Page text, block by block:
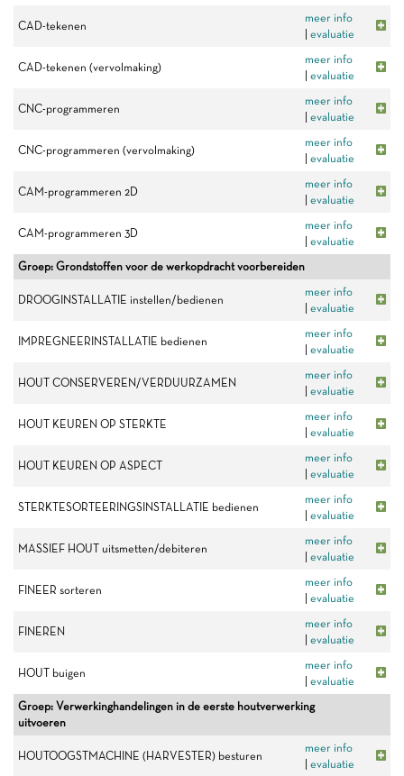
CAD-tekenen
meer info
evaluatie
CAD-tekenen (vervolmaking)
meer info
evaluatie
CNC-programmeren
meer info
evaluatie
CNC-programmeren (vervolmaking)
meer info
evaluatie
CAM-programmeren 2D
meer info
evaluatie
CAM-programmeren 3D
meer info
evaluatie
Groep: Grondstoffen voor de werkopdracht voorbereiden
DROOGINSTALLATIE instellen/bedienen
meer info
evaluatie
IMPREGNEERINSTALLATIE bedienen
meer info
evaluatie
HOUT CONSERVEREN/VERDUURZAMEN
meer info
evaluatie
HOUT KEUREN OP STERKTE
meer info
evaluatie
HOUT KEUREN OP ASPECT
meer info
evaluatie
STERKTESORTEERINGSINSTALLATIE bedienen
meer info
evaluatie
MASSIEF HOUT uitsmetten/debiteren
meer info
evaluatie
FINEER sorteren
meer info
evaluatie
FINEREN
meer info
evaluatie
HOUT buigen
meer info
evaluatie
Groep: Verwerkinghandelingen in de eerste houtverwerking
uitvoeren
HOUTOOGSTMACHINE (HARVESTER) besturen
meer info
evaluatie